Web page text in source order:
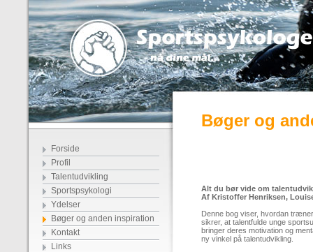
Forside
Profil
Talentudvikling
Sportspsykologi
Ydelser
Bøger og anden inspiration
Kontakt
Links
Bøger og
Alt du bør vide om
Af Kristoffer Henriksen,
Denne bog viser, hvordan
sikrer, at talentfulde unge
bringer deres motivation og
ny vinkel på talentudvikling.